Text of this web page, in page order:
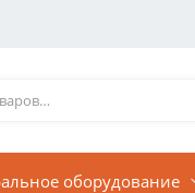
оборудование